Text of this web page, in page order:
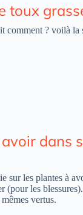
toux
comment ? voilà la
dans
sur les plantes à
les
vertus.